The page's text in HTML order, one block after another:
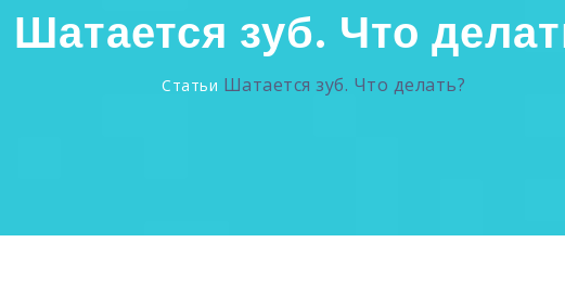
Шатается зуб. Что
Статьи Шатается зуб. Что делать?